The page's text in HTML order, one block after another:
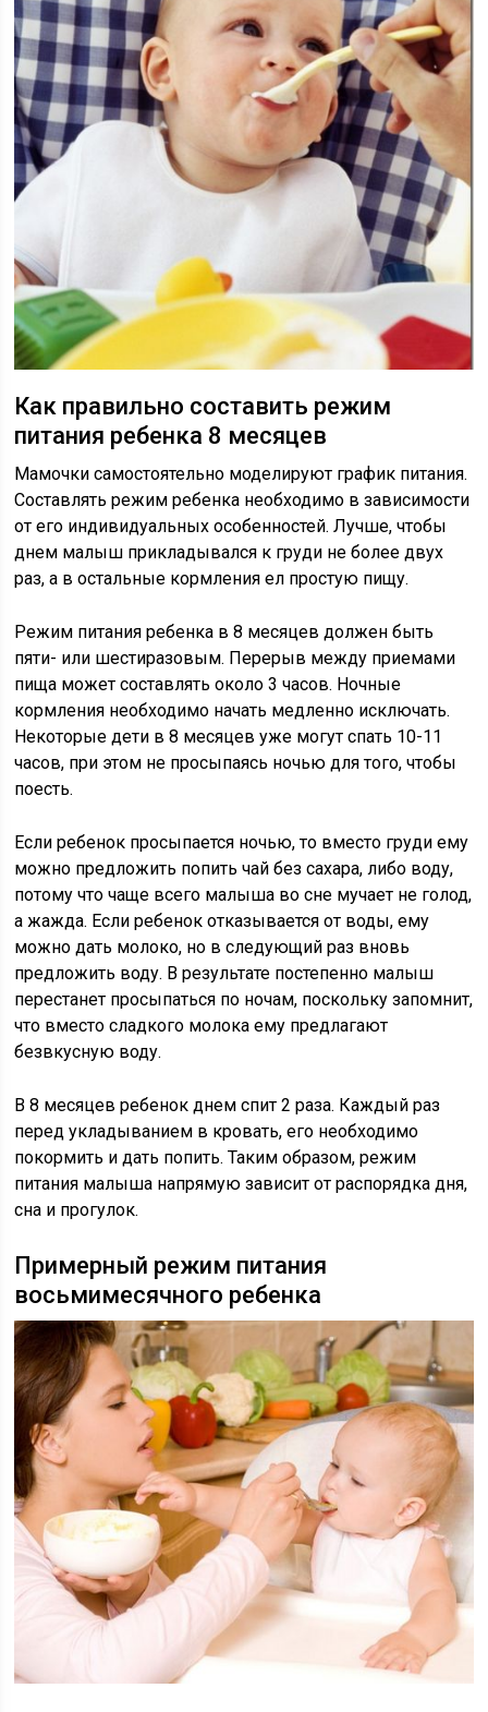
Как правильно составить режим
питания ребенка 8 месяцев
Мамочки самостоятельно моделируют график питания.
Составлять режим ребенка необходимо в зависимости
от его индивидуальных особенностей. Лучше, чтобы
днем малыш прикладывался к груди не более двух
раз, а в остальные кормления ел простую пищу.
Режим питания ребенка в 8 месяцев должен быть
пяти- или шестиразовым. Перерыв между приемами
пища может составлять около 3 часов. Ночные
кормления необходимо начать медленно исключать.
Некоторые дети в 8 месяцев уже могут спать 10-11
часов, при этом не просыпаясь ночью для того, чтобы
поесть.
Если ребенок просыпается ночью, то вместо груди ему
можно предложить попить чай без сахара, либо воду,
потому что чаще всего малыша во сне мучает не голод,
а жажда. Если ребенок отказывается от воды, ему
можно дать молоко, но в следующий раз вновь
предложить воду. В результате постепенно малыш
перестанет просыпаться по ночам, поскольку запомнит,
что вместо сладкого молока ему предлагают
безвкусную воду.
В 8 месяцев ребенок днем спит 2 раза. Каждый раз
перед укладыванием в кровать, его необходимо
покормить и дать попить. Таким образом, режим
питания малыша напрямую зависит от распорядка дня,
сна и прогулок.
Примерный режим питания
восьмимесячного ребенка